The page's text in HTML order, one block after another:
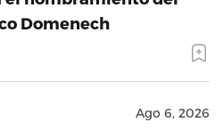
Domenech
Ago 6, 2026